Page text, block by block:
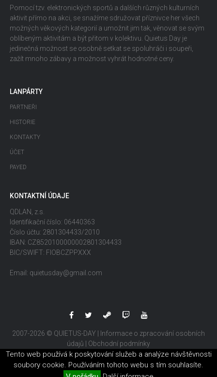
Pomocí tzv. elektronických sportů a dalších různých kulturních
aktivit přímo na akci, se snažíme sdružovat příznivce her všech
možných věkových kategorií a umožnit jim tak, věnovat se svým
oblíbeným aktivitám a být přitom v kolektivu. Quietus Day je
jedinečná možnost se osobně setkat se spoluhráči i soupeři,
zažít mnoho zábavy a možnost vyhrát hodnotné ceny.
LANPÁRTY
PARTNEŘI
HISTORIE
KONTAKTY
ÚČET
PAYED
KONTAKTNÍ ÚDAJE
QDLAN, z.s.
Identifikační číslo: 06440363
Číslo účtu: 2801304433/2010
IBAN: CZ8520100000002801304433
BIC/SWIFT: FIOBCZPPXXX
Email: quietusday@gmail.com
2007-2026 © QUIETUS-DAY |
Informace o zpracování osobních
údajů
Obchodní podmínky
Tento web používá k poskytování služeb a analýze návštěvnosti
soubory cookie. Používáním tohoto webu s tím souhlasíte.